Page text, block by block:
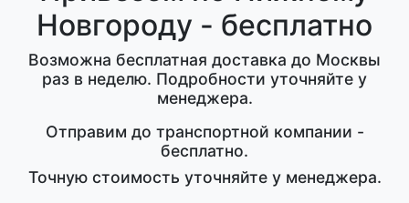
Новгороду - бесплатно
Возможна бесплатная доставка до Москвы
раз в неделю. Подробности уточняйте у
менеджера.
Отправим до транспортной компании -
бесплатно.
Точную стоимость уточняйте у менеджера.